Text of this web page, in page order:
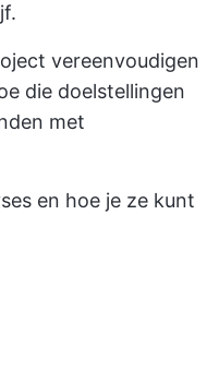
vereenvoudigen
die doelstellingen
met
en hoe je ze kunt